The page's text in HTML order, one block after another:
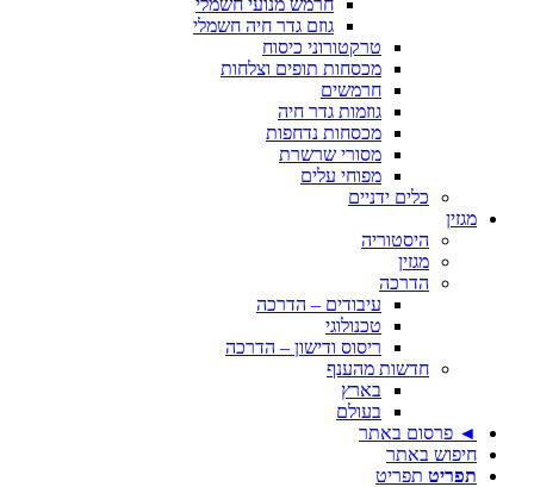
חרמש מנועי חשמלי
גוזם גדר חיה חשמלי
טרקטורוני כיסוח
מכסחות תופים וצלחות
חרמשים
גוזמות גדר חיה
מכסחות נדחפות
מסורי שרשרת
מפוחי עלים
כלים ידניים
מגזין
היסטוריה
מגזין
הדרכה
עיבודים – הדרכה
טכנולוגי
ריסוס ודישון – הדרכה
חדשות מהענף
בארץ
בעולם
◄ פרסום באתר
חיפוש באתר
תפריט תפריט